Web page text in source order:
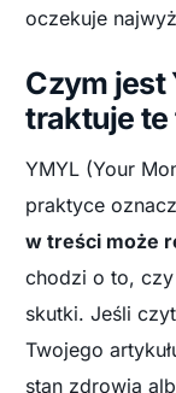
oczekuje
Czym jest
traktuje te
YMYL (Your
praktyce
w treści może
chodzi o to, czy
skutki. Jeśli
Twojego
stan zdrowia